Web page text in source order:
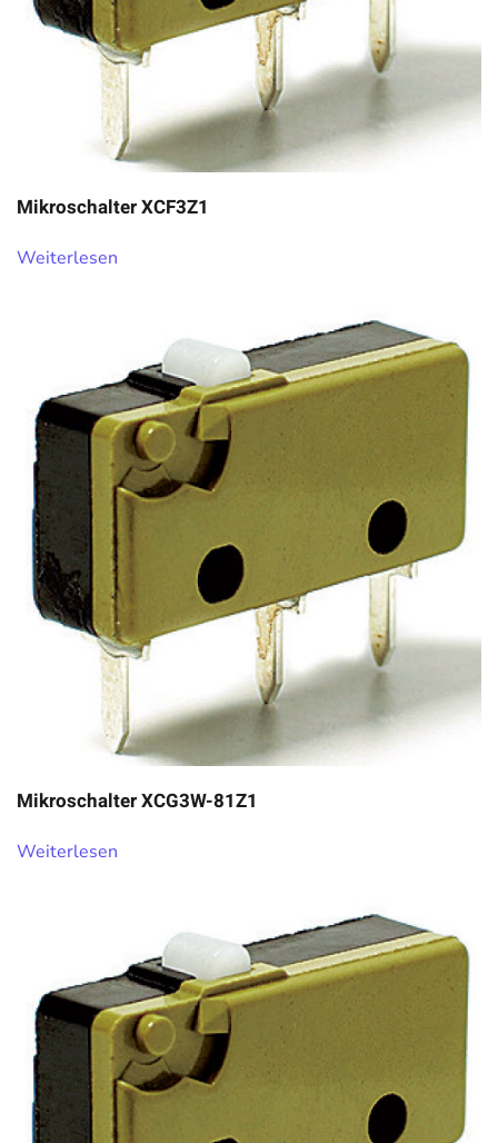
Mikroschalter XCF3Z1
Weiterlesen
Mikroschalter XCG3W-81Z1
Weiterlesen